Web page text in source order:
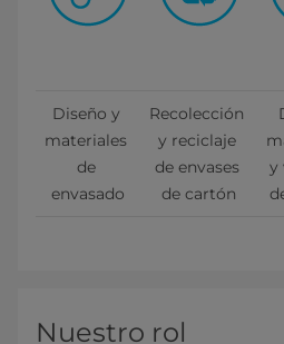
Diseño y
materiales
de
envasado
Recolección
y reciclaje
de envases
de cartón
y
Nuestro rol